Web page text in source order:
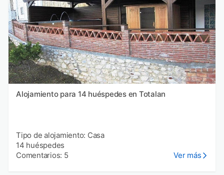
Alojamiento para 14 huéspedes en Totalan
Tipo de alojamiento: Casa
14 huéspedes
Comentarios: 5
Ver más